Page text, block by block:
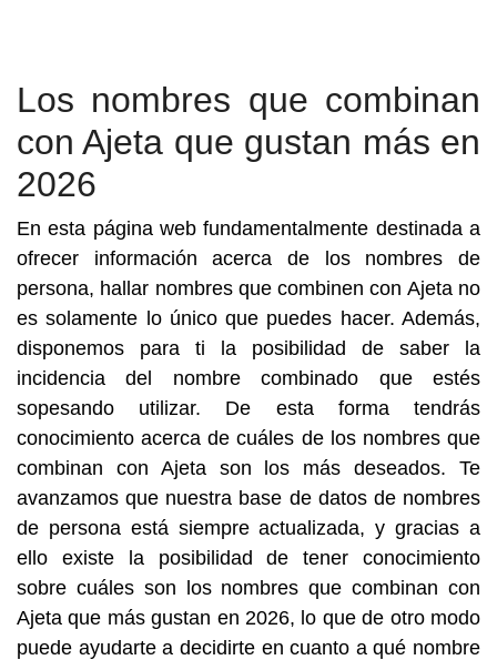
Los nombres que combinan
con Ajeta que gustan más en
2026
En esta página web fundamentalmente destinada a
ofrecer información acerca de los nombres de
persona, hallar nombres que combinen con Ajeta no
es solamente lo único que puedes hacer. Además,
disponemos para ti la posibilidad de saber la
incidencia del nombre combinado que estés
sopesando utilizar. De esta forma tendrás
conocimiento acerca de cuáles de los nombres que
combinan con Ajeta son los más deseados. Te
avanzamos que nuestra base de datos de nombres
de persona está siempre actualizada, y gracias a
ello existe la posibilidad de tener conocimiento
sobre cuáles son los nombres que combinan con
Ajeta que más gustan en 2026, lo que de otro modo
puede ayudarte a decidirte en cuanto a qué nombre